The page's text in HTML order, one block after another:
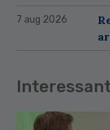
7 aug 2026